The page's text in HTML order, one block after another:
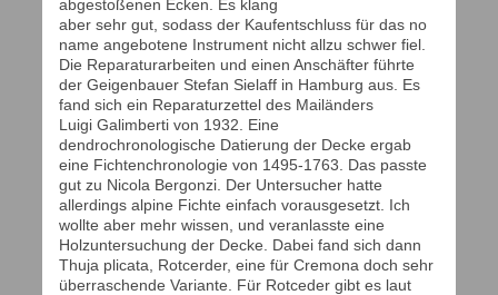
abgestoßenen Ecken. Es klang
aber sehr gut, sodass der Kaufentschluss für das no
name angebotene Instrument nicht allzu schwer fiel.
Die Reparaturarbeiten und einen Anschäfter führte
der Geigenbauer Stefan Sielaff in Hamburg aus. Es
fand sich ein Reparaturzettel des Mailänders
Luigi Galimberti von 1932. Eine
dendrochronologische Datierung der Decke ergab
eine Fichtenchronologie von 1495-1763. Das passte
gut zu Nicola Bergonzi. Der Untersucher hatte
allerdings alpine Fichte einfach vorausgesetzt. Ich
wollte aber mehr wissen, und veranlasste eine
Holzuntersuchung der Decke. Dabei fand sich dann
Thuja plicata, Rotcerder, eine für Cremona doch sehr
überraschende Variante. Für Rotceder gibt es laut